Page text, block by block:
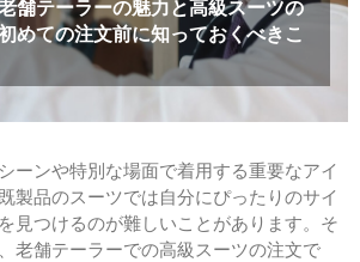
舗テーラーの魅力と高級スーツの
めての注文前に知っておくべきこ
ーンや特別な場面で着用する重要なアイ
製品のスーツでは自分にぴったりのサイ
見つけるのが難しいことがあります。そ
老舗テーラーでの高級スーツの注文で